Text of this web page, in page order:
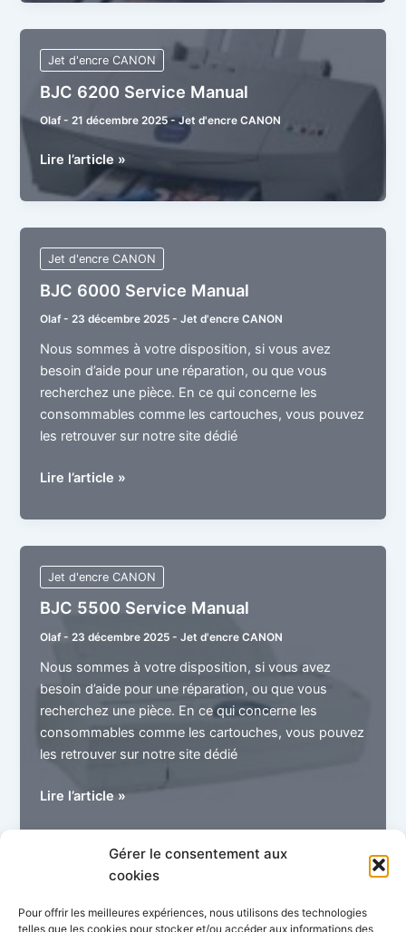
Gérer le consentement aux
cookies
Pour offrir les meilleures expériences, nous utilisons des technologies
telles que les cookies pour stocker et/ou accéder aux informations des
Service
Manual
Jet d'encre CANON
BJC 6200 Service Manual
Olaf-21 décembre 2025-Jet d'encre CANON
BJC
Service
Manual
Lire l’article »
Jet d'encre CANON
BJC 6000 Service Manual
Olaf-23 décembre 2025-Jet d'encre CANON
Nous sommes à votre disposition, si vous avez
besoin d’aide pour une réparation, ou que vous
recherchez une pièce. En ce qui concerne les
consommables comme les cartouches, vous pouvez
les retrouver sur notre site dédié
BJC
Service
Manual
Lire l’article »
Jet d'encre CANON
BJC 5500 Service Manual
Olaf-23 décembre 2025-Jet d'encre CANON
Nous sommes à votre disposition, si vous avez
besoin d’aide pour une réparation, ou que vous
recherchez une pièce. En ce qui concerne les
consommables comme les cartouches, vous pouvez
les retrouver sur notre site dédié
BJC
Lire l’article »
2 Suivant